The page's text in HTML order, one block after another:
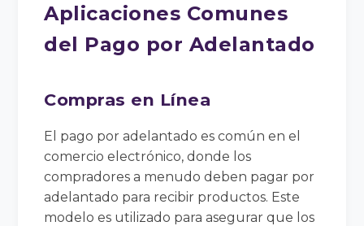
Aplicaciones Comunes
del Pago por Adelantado
Compras en Línea
El pago por adelantado es común en el
comercio electrónico, donde los
compradores a menudo deben pagar por
adelantado para recibir productos. Este
modelo es utilizado para asegurar que los